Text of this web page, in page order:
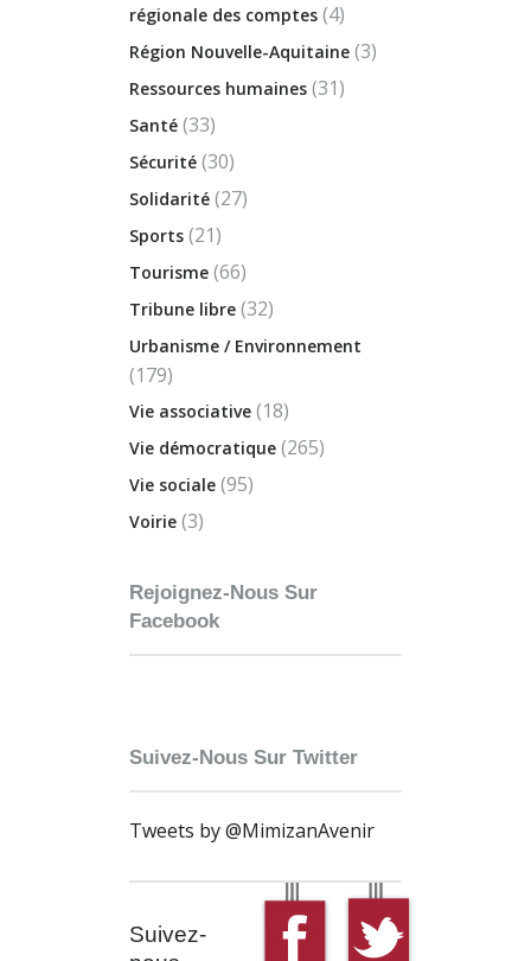
régionale des comptes (4)
Région Nouvelle-Aquitaine (3)
Ressources humaines (31)
Santé (33)
Sécurité (30)
Solidarité (27)
Sports (21)
Tourisme (66)
Tribune libre (32)
Urbanisme / Environnement
(179)
Vie associative (18)
Vie démocratique (265)
Vie sociale (95)
Voirie (3)
Rejoignez-Nous Sur
Facebook
Suivez-Nous Sur Twitter
Tweets by @MimizanAvenir
Suivez-